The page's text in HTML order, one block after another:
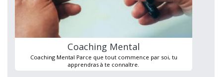
Coaching Mental
Coaching Mental Parce que tout commence par soi, tu
apprendras à te connaître.